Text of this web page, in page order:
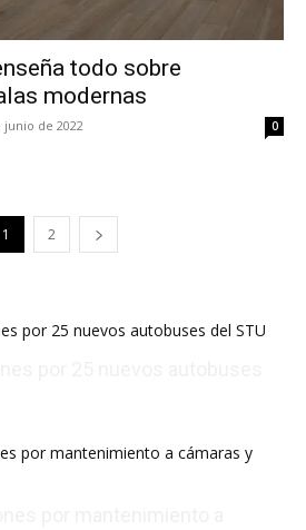
todo sobre
modernas
junio de 2022 0
1 2